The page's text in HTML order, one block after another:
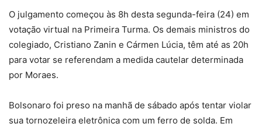
O julgamento começou às 8h desta segunda-feira (24) em
votação virtual na Primeira Turma. Os demais ministros do
colegiado, Cristiano Zanin e Cármen Lúcia, têm até as 20h
para votar se referendam a medida cautelar determinada
por Moraes.
Bolsonaro foi preso na manhã de sábado após tentar violar
sua tornozeleira eletrônica com um ferro de solda. Em